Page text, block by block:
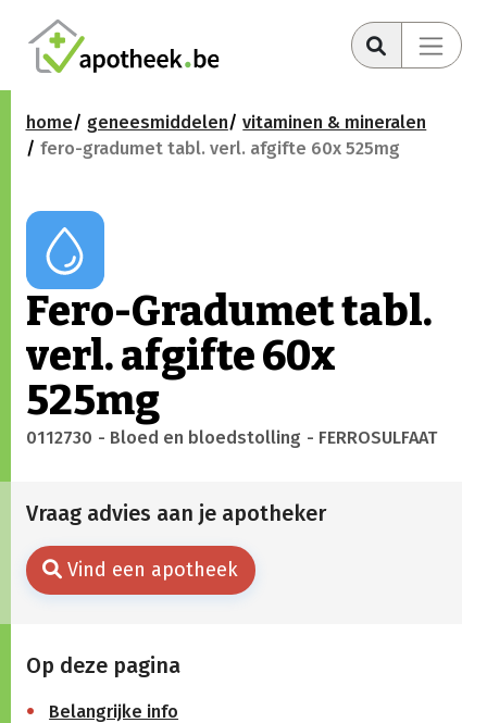
home geneesmiddelen
vitaminen & mineralen
fero-gradumet tabl. verl. afgifte 60x 525mg
Fero-Gradumet tabl.
verl. afgifte 60x
525mg
0112730 - Bloed en bloedstolling - FERROSULFAAT
Vraag advies aan je apotheker
Vind een apotheek
Op deze pagina
Belangrijke info